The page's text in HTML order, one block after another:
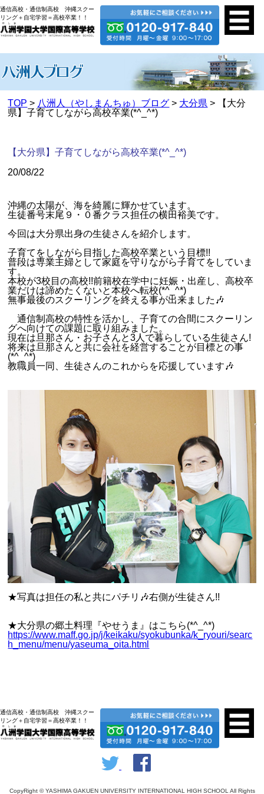
通信高校・通信制高校 沖縄スクー
リング＋自宅学習＝高校卒業！！
TOP > 八洲人（やしまんちゅ）ブログ > 大分県 > 【大分
県】子育てしながら高校卒業(*^_^*)
【大分県】子育てしながら高校卒業(*^_^*)
20/08/22
沖縄の太陽が、海を綺麗に輝かせています。
生徒番号末尾９・０番クラス担任の横田裕美です。
今回は大分県出身の生徒さんを紹介します。
子育てをしながら目指した高校卒業という目標!!
普段は専業主婦として家庭を守りながら子育てをしていま
す。
本校が3校目の高校!!前籍校在学中に妊娠・出産し、高校卒
業だけは諦めたくないと本校へ転校(*^_^*)
無事最後のスクーリングを終える事が出来ました🎶
通信制高校の特性を活かし、子育ての合間にスクーリン
グへ向けての課題に取り組みました。
現在は旦那さん・お子さんと3人で暮らしている生徒さん!
将来は旦那さんと共に会社を経営することが目標との事
(*^_^*)
教職員一同、生徒さんのこれからを応援しています🎶
★写真は担任の私と共にパチリ🎶右側が生徒さん!!
★大分県の郷土料理『やせうま』はこちら(*^_^*)
https://www.maff.go.jp/j/keikaku/syokubunka/k_ryouri/searc
h_menu/menu/yaseuma_oita.html
通信高校・通信制高校 沖縄スクー
リング＋自宅学習＝高校卒業！！
CopyRight © YASHIMA GAKUEN UNIVERSITY INTERNATIONAL HIGH SCHOOL All Rights